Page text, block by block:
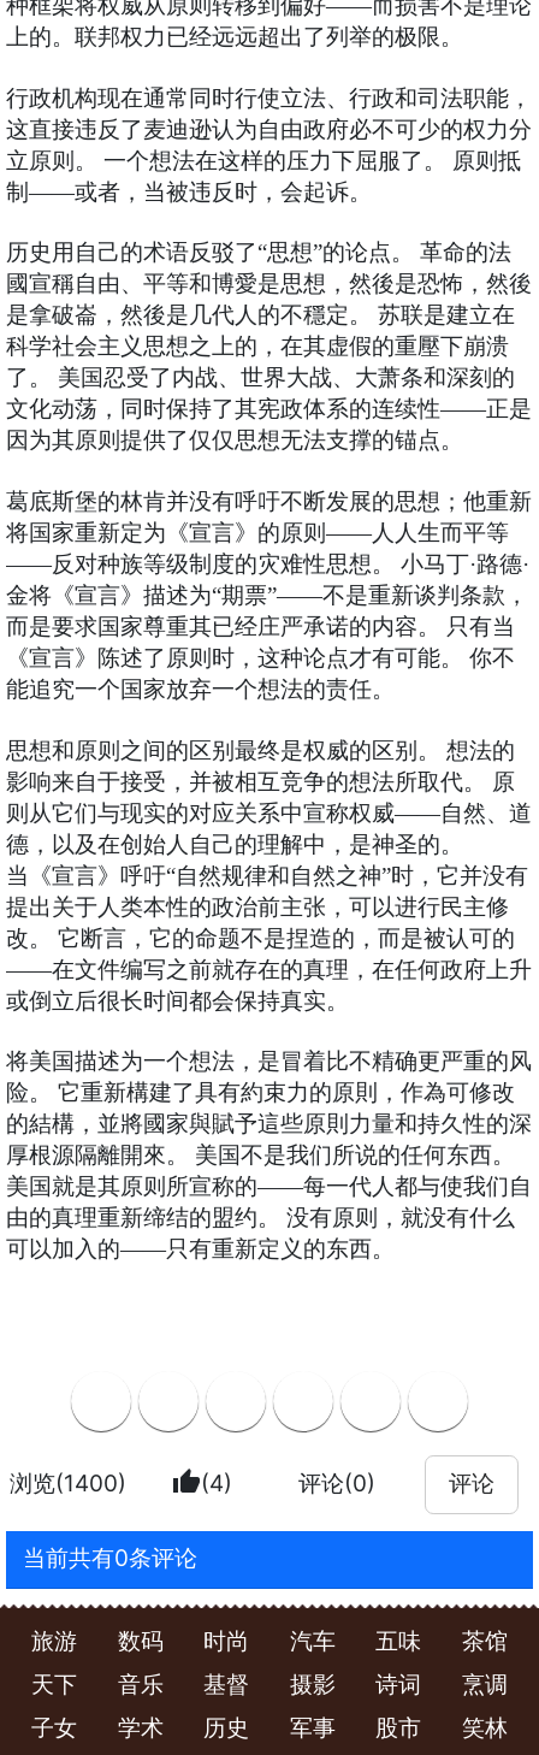
种框架将权威从原则转移到偏好——而损害不是理论
上的。联邦权力已经远远超出了列举的极限。
行政机构现在通常同时行使立法、行政和司法职能，
这直接违反了麦迪逊认为自由政府必不可少的权力分
立原则。 一个想法在这样的压力下屈服了。 原则抵
制——或者，当被违反时，会起诉。
历史用自己的术语反驳了“思想”的论点。 革命的法
國宣稱自由、平等和博愛是思想，然後是恐怖，然後
是拿破崙，然後是几代人的不穩定。 苏联是建立在
科学社会主义思想之上的，在其虚假的重壓下崩溃
了。 美国忍受了内战、世界大战、大萧条和深刻的
文化动荡，同时保持了其宪政体系的连续性——正是
因为其原则提供了仅仅思想无法支撑的锚点。
葛底斯堡的林肯并没有呼吁不断发展的思想；他重新
将国家重新定为《宣言》的原则——人人生而平等
——反对种族等级制度的灾难性思想。 小马丁·路德·
金将《宣言》描述为“期票”——不是重新谈判条款，
而是要求国家尊重其已经庄严承诺的内容。 只有当
《宣言》陈述了原则时，这种论点才有可能。 你不
能追究一个国家放弃一个想法的责任。
思想和原则之间的区别最终是权威的区别。 想法的
影响来自于接受，并被相互竞争的想法所取代。 原
则从它们与现实的对应关系中宣称权威——自然、道
德，以及在创始人自己的理解中，是神圣的。
当《宣言》呼吁“自然规律和自然之神”时，它并没有
提出关于人类本性的政治前主张，可以进行民主修
改。 它断言，它的命题不是捏造的，而是被认可的
——在文件编写之前就存在的真理，在任何政府上升
或倒立后很长时间都会保持真实。
将美国描述为一个想法，是冒着比不精确更严重的风
险。 它重新構建了具有約束力的原則，作為可修改
的結構，並將國家與賦予這些原則力量和持久性的深
厚根源隔離開來。 美国不是我们所说的任何东西。
美国就是其原则所宣称的——每一代人都与使我们自
由的真理重新缔结的盟约。 没有原则，就没有什么
可以加入的——只有重新定义的东西。
浏览(1400) thumb_up(4) 评论(0) 评论
当前共有0条评论
旅游 数码 时尚 汽车 五味
茶馆
天下
音乐 基督 摄影 诗词
烹调
子女
学术 历史 军事 股市 笑林